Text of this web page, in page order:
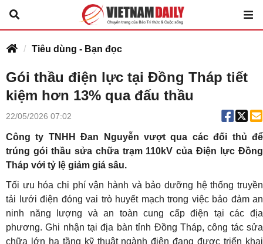
Tiêu dùng - Bạn đọc
Gói thầu điện lực tại Đồng Tháp tiết
kiệm hơn 13% qua đấu thầu
22/05/2026 07:02
Công ty TNHH Đan Nguyễn vượt qua các đối thủ để
trúng gói thầu sửa chữa trạm 110kV của Điện lực Đồng
Tháp với tỷ lệ giảm giá sâu.
Tối ưu hóa chi phí vận hành và bảo dưỡng hệ thống truyền
tải lưới điện đóng vai trò huyết mạch trong việc bảo đảm an
ninh năng lượng và an toàn cung cấp điện tại các địa
phương. Ghi nhận tại địa bàn tỉnh Đồng Tháp, công tác sửa
chữa lớn hạ tầng kỹ thuật ngành điện đang được triển khai